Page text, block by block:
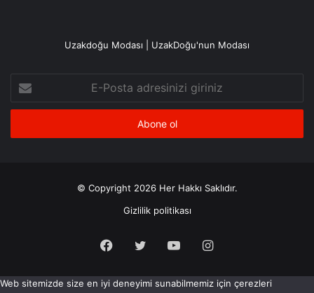
Uzakdoğu Modası | UzakDoğu'nun Modası
Posta
adresinizi
© Copyright 2026 Her Hakkı Saklıdır.
Gizlilik politikası
Facebook
X YouTubeInstagram
Web sitemizde size en iyi deneyimi sunabilmemiz için çerezleri